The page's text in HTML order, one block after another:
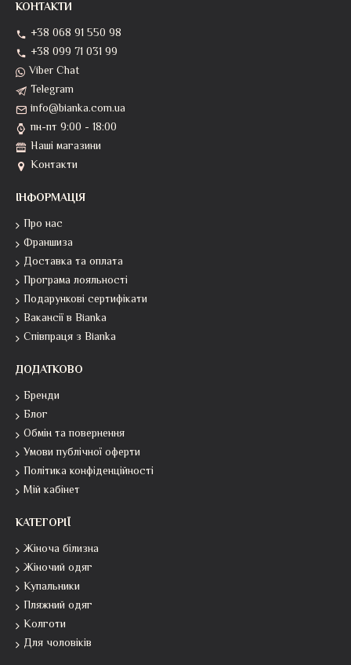
КОНТАКТИ
+38 068 91 550 98
+38 099 71 031 99
Viber Chat
Telegram
info@bianka.com.ua
пн-пт 9:00 - 18:00
Наші магазини
Контакти
ІНФОРМАЦІЯ
Про нас
Франшиза
Доставка та оплата
Програма лояльності
Подарункові сертифікати
Вакансії в Bianka
Співпраця з Bianka
ДОДАТКОВО
Бренди
Блог
Обмін та повернення
Умови публічної оферти
Політика конфіденційності
Мій кабінет
КАТЕГОРІЇ
Жіноча білизна
Жіночий одяг
Купальники
Пляжний одяг
Колготи
Для чоловіків